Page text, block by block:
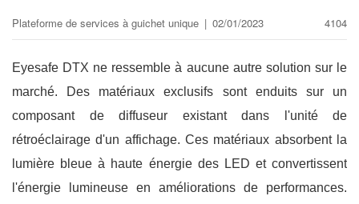
Plateforme de services à guichet unique | 02/01/2023 4104
Eyesafe DTX ne ressemble à aucune autre solution sur le
marché. Des matériaux exclusifs sont enduits sur un
composant de diffuseur existant dans l'unité de
rétroéclairage d'un affichage. Ces matériaux absorbent la
lumière bleue à haute énergie des LED et convertissent
l'énergie lumineuse en améliorations de performances.